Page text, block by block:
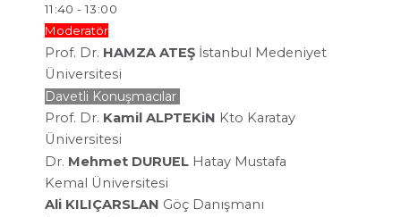
11:40 - 13:00
Moderatör
Prof. Dr. HAMZA ATEŞ İstanbul Medeniyet
Üniversitesi
Davetli Konuşmacılar
Prof. Dr. Kamil ALPTEKiN Kto Karatay
Üniversitesi
Dr. Mehmet DURUEL Hatay Mustafa
Kemal Üniversitesi
Ali KILIÇARSLAN Göç Danışmanı